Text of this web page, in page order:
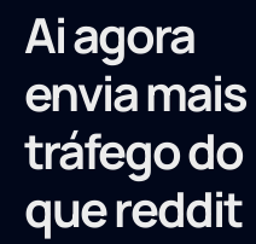
Ai agora
envia mais
tráfego do
que reddit